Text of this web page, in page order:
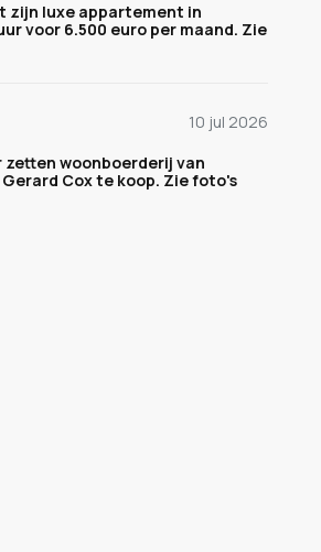
zijn luxe appartement in
voor 6.500 euro per maand. Zie
10 jul 2026
woonboerderij van
Cox te koop. Zie foto's